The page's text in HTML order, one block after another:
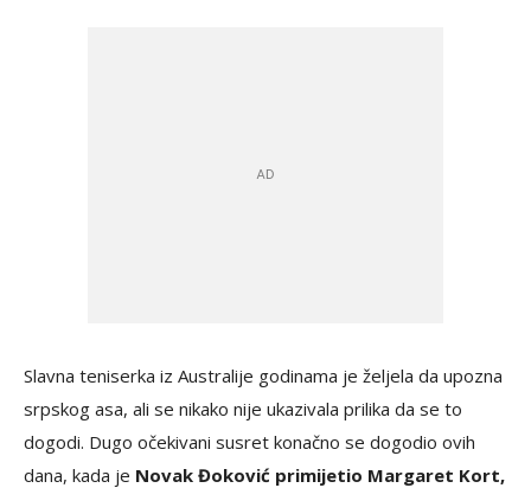
Slavna teniserka iz Australije godinama je željela da upozna
srpskog asa, ali se nikako nije ukazivala prilika da se to
dogodi. Dugo očekivani susret konačno se dogodio ovih
dana, kada je Novak Đoković primijetio Margaret Kort,